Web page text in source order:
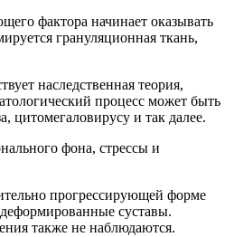
фактора начинает оказывать
грануляционная ткань,
наследственная теория,
процесс может быть
цитомегаловирусу и так далее.
фона, стрессы и
прогрессирующей форме
суставы.
также не наблюдаются.